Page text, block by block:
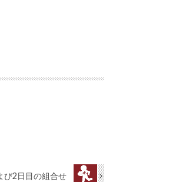
び2日目の組合せ